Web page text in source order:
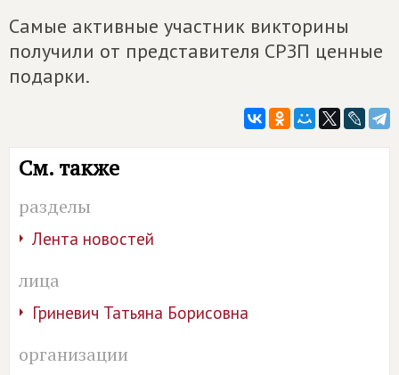
Самые активные участник викторины
получили от представителя СРЗП ценные
подарки.
См. также
разделы
Лента новостей
лица
Гриневич Татьяна Борисовна
организации